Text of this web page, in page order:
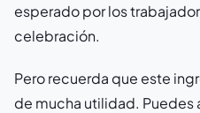
esperado por los
celebración.
Pero recuerda que este
de mucha utilidad. Puedes